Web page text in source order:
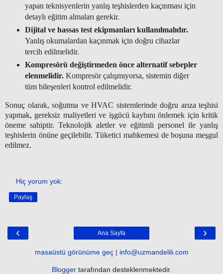
yapan teknisyenlerin yanlış teşhislerden kaçınması için
detaylı eğitim almaları gerekir.
Dijital ve hassas test ekipmanları kullanılmalıdır.
Yanlış okumalardan kaçınmak için doğru cihazlar
tercih edilmelidir.
Kompresörü değiştirmeden önce alternatif sebepler
elenmelidir.Kompresör çalışmıyorsa, sistemin diğer
tüm bileşenleri kontrol edilmelidir.
Sonuç olarak, soğutma ve HVAC sistemlerinde doğru arıza teşhisi
yapmak, gereksiz maliyetleri ve işgücü kaybını önlemek için kritik
öneme sahiptir. Teknolojik aletler ve eğitimli personel ile yanlış
teşhislerin önüne geçilebilir. Tüketici mahkemesi de boşuna meşgul
edilmez.
Hiç yorum yok:
Paylaş
‹ ›
Ana Sayfa
masaüstü görünüme geç | info@uzmandelili.com
Bloggertarafından desteklenmektedir.